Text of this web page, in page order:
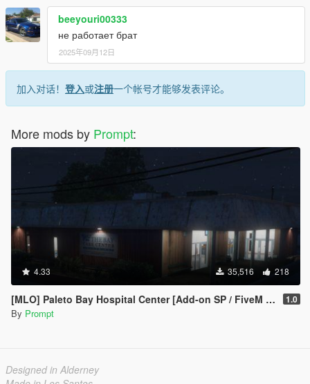
beeyouri00333
не работает брат
2025年09月12日
加入对话！ 登入或注册一个帐号才能够发表评论。
More mods by Prompt:
4.33 35,516 218
[MLO] Paleto Bay Hospital Center [Add-on SP / FiveM / RageMP] 1.0
By Prompt
Designed in Alderney